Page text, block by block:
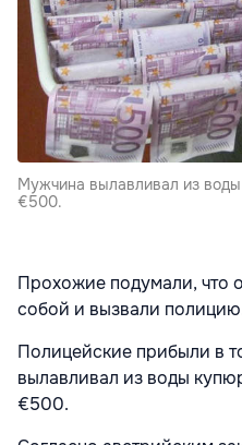
Мужчина вылавливал из
€500.
Прохожие подумали, что
собой и вызвали
Полицейские прибыли в
вылавливал из воды
€500.